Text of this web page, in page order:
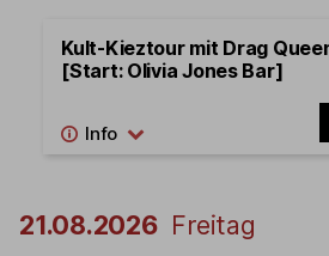
Kult-Kieztour mit Drag
[Start: Olivia Jones Bar]
21.08.2026 Freitag